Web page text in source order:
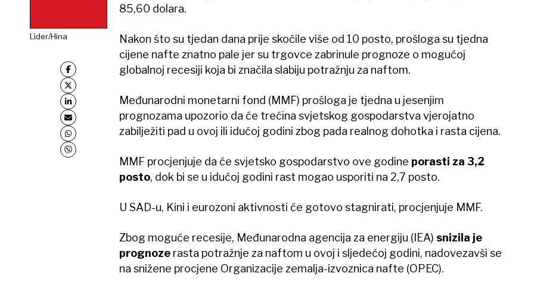
Lider/Hina
85,60 dolara.
Nakon što su tjedan dana prije skočile više od 10 posto, prošloga su tjedna
cijene nafte znatno pale jer su trgovce zabrinule prognoze o mogućoj
globalnoj recesiji koja bi značila slabiju potražnju za naftom.
Međunarodni monetarni fond (MMF) prošloga je tjedna u jesenjim
prognozama upozorio da će trećina svjetskog gospodarstva vjerojatno
zabilježiti pad u ovoj ili idućoj godini zbog pada realnog dohotka i rasta cijena.
MMF procjenjuje da će svjetsko gospodarstvo ove godine porasti za 3,2
posto, dok bi se u idućoj godini rast mogao usporiti na 2,7 posto.
U SAD-u, Kini i eurozoni aktivnosti će gotovo stagnirati, procjenjuje MMF.
Zbog moguće recesije, Međunarodna agencija za energiju (IEA) snizila je
prognozerasta potražnje za naftom u ovoj i sljedećoj godini, nadovezavši se
na snižene procjene Organizacije zemalja-izvoznica nafte (OPEC).